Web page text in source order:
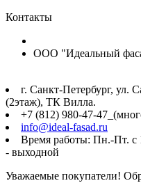
Контакты
ООО "Идеальный
г. Санкт-Петербург, ул.
(2этаж), ТК Вилла.
+7 (812) 980-47-
info@ideal-fasad.ru
Время работы: Пн.-Пт. с
- выходной
Уважаемые покупатели!